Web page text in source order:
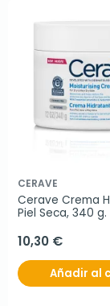
CERAVE
Cerave Crema
Piel Seca, 340 g.
10,30 €
Añadir al